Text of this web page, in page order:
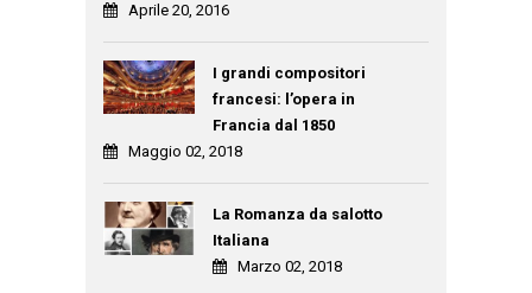
Aprile 20, 2016
I grandi compositori
francesi: l’opera in
Francia dal 1850
Maggio 02, 2018
La Romanza da salotto
Italiana
Marzo 02, 2018